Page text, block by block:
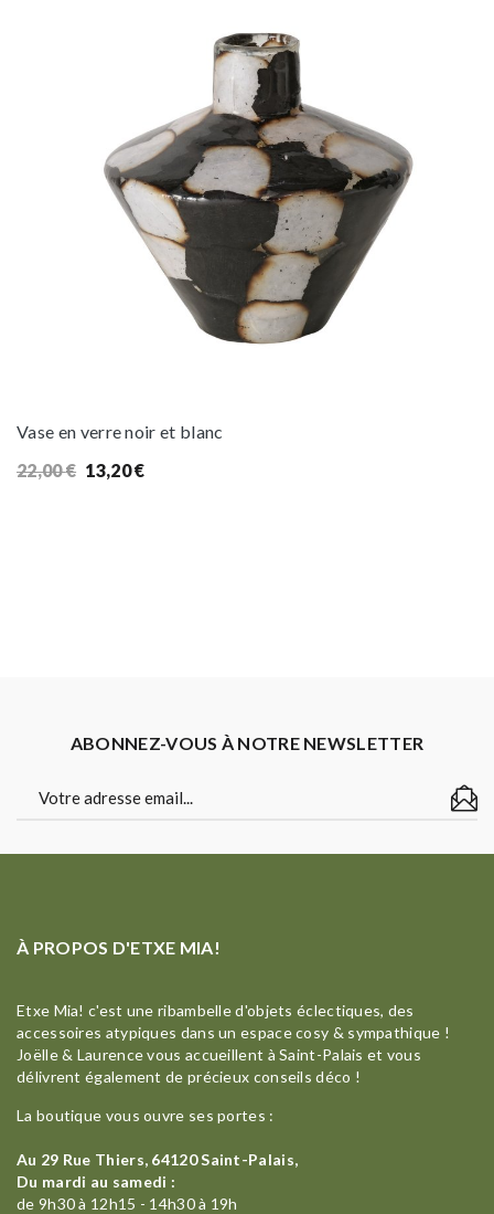
Vase en verre noir et blanc
22,00€ Le
13,20€Le
ABONNEZ-VOUS À NOTRE NEWSLETTER
À PROPOS D'ETXE MIA!
Etxe Mia! c'est une ribambelle d'objets éclectiques, des
accessoires atypiques dans un espace cosy & sympathique !
Joëlle & Laurence vous accueillent à Saint-Palais et vous
délivrent également de précieux conseils déco !
La boutique vous ouvre ses portes :
Au 29 Rue Thiers, 64120 Saint-Palais,
Du mardi au samedi :
de 9h30 à 12h15 - 14h30 à 19h